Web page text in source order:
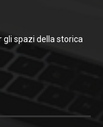
gli spazi della storica